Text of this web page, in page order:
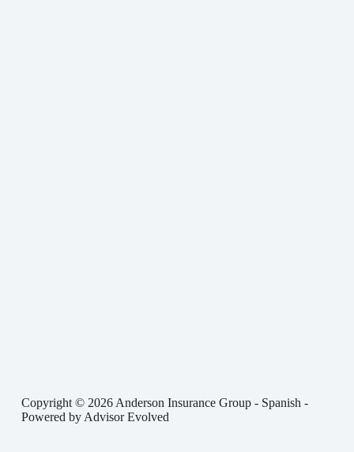
Copyright © 2026 Anderson Insurance Group - Spanish -
Powered byAdvisor Evolved